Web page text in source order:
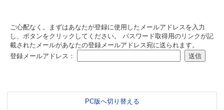
ご心配なく。まずはあなたが登録に使用したメールアドレスを入力
し、ボタンをクリックしてください。 パスワード取得用のリンクが記
載されたメールがあなたの登録メールアドレス宛に送られます。
登録メールアドレス：
PC版へ切り替える